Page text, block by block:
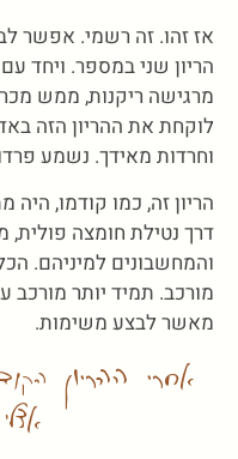
אז זהו. זה רשמי. אפשר
הריון שני במספר. ויחד
מרגישה ריקנות, ממש
לוקחת את ההריון הזה
וחרדות מאידך. נשמע
הריון זה, כמו קודמו,
דרך נטילת חומצה
והמחשבונים למיניהם.
מורכב. תמיד יותר מורכב
מאשר לבצע משימות.
אחרי ההריון